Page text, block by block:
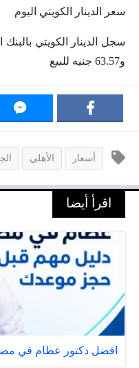
سعر الدينار الكويتي اليوم
و63.57 جنيه للبيع
أسعار الأهلي
اقرأ أيضا
افضل دكتور عظام في